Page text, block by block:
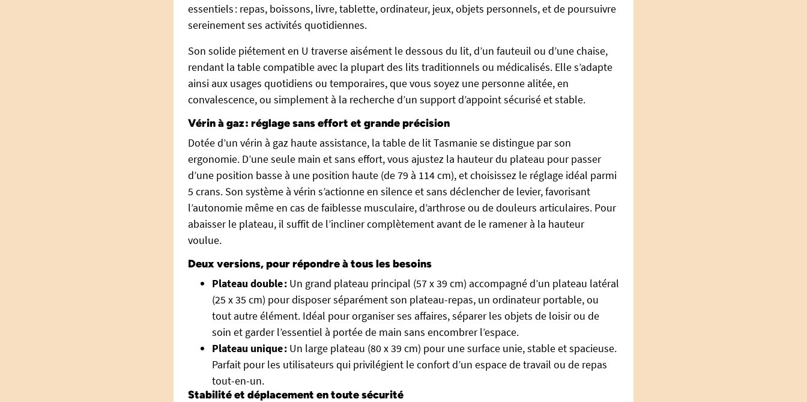
essentiels : repas, boissons, livre, tablette, ordinateur, jeux, objets personnels, et de poursuivre
sereinement ses activités quotidiennes.
Son solide piétement en U traverse aisément le dessous du lit, d’un fauteuil ou d’une chaise,
rendant la table compatible avec la plupart des lits traditionnels ou médicalisés. Elle s’adapte
ainsi aux usages quotidiens ou temporaires, que vous soyez une personne alitée, en
convalescence, ou simplement à la recherche d’un support d’appoint sécurisé et stable.
Vérin à gaz : réglage sans effort et grande précision
Dotée d’un vérin à gaz haute assistance, la table de lit Tasmanie se distingue par son
ergonomie. D’une seule main et sans effort, vous ajustez la hauteur du plateau pour passer
d’une position basse à une position haute (de 79 à 114 cm), et choisissez le réglage idéal parmi
5 crans. Son système à vérin s’actionne en silence et sans déclencher de levier, favorisant
l’autonomie même en cas de faiblesse musculaire, d’arthrose ou de douleurs articulaires. Pour
abaisser le plateau, il suffit de l’incliner complètement avant de le ramener à la hauteur
voulue.
Deux versions, pour répondre à tous les besoins
Plateau double : Un grand plateau principal (57 x 39 cm) accompagné d’un plateau latéral
(25 x 35 cm) pour disposer séparément son plateau-repas, un ordinateur portable, ou
tout autre élément. Idéal pour organiser ses affaires, séparer les objets de loisir ou de
soin et garder l’essentiel à portée de main sans encombrer l’espace.
Plateau unique : Un large plateau (80 x 39 cm) pour une surface unie, stable et spacieuse.
Parfait pour les utilisateurs qui privilégient le confort d’un espace de travail ou de repas
tout-en-un.
Stabilité et déplacement en toute sécurité